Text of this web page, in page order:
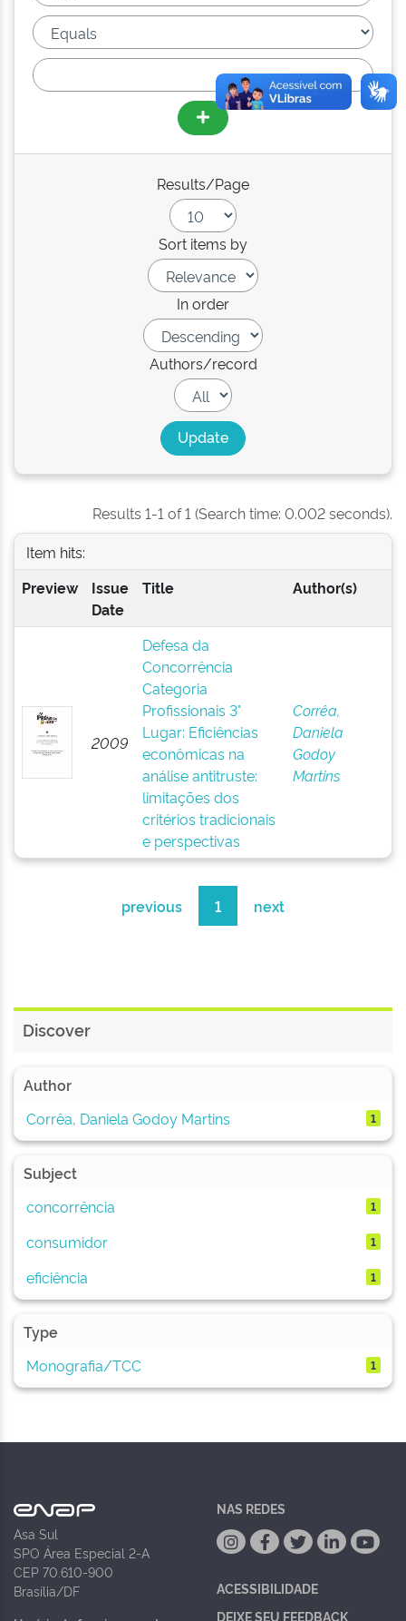
Results/Page
Sort items by
In order
Authors/record
Results 1-1 of 1 (Search time: 0.002 seconds).
Item hits:
Preview
Issue
Date
Title Author(s)
2009
Defesa da
Concorrência
Categoria
Profissionais 3°
Lugar: Eficiências
econômicas na
análise antitruste:
limitações dos
critérios tradicionais
e perspectivas
Corrêa,
Daniela
Godoy
Martins
previous 1 next
Discover
Author
Corrêa, Daniela Godoy Martins
1
Subject
concorrência
1
consumidor 1
eficiência 1
Type
Monografia/TCC
1
Asa Sul
SPO Área Especial 2-A
CEP 70.610-900
Brasília/DF
NAS REDES
ACESSIBILIDADE
DEIXE SEU FEEDBACK